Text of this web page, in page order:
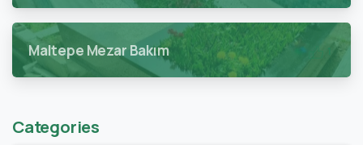
Maltepe Mezar Bakım
Categories